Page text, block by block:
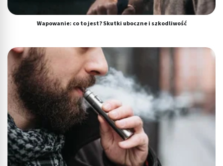
Wapowanie: co to jest? Skutki uboczne i szkodliwość